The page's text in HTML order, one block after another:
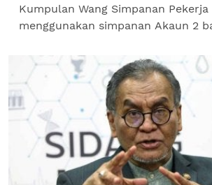
Kumpulan Wang Simpanan Pekerja
menggunakan simpanan Akaun 2
swast menimbul pelbagai polemik